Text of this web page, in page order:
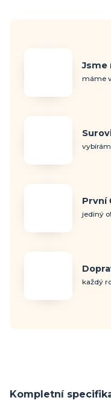
Jsme
máme
První
jediný
každý
Kompletní